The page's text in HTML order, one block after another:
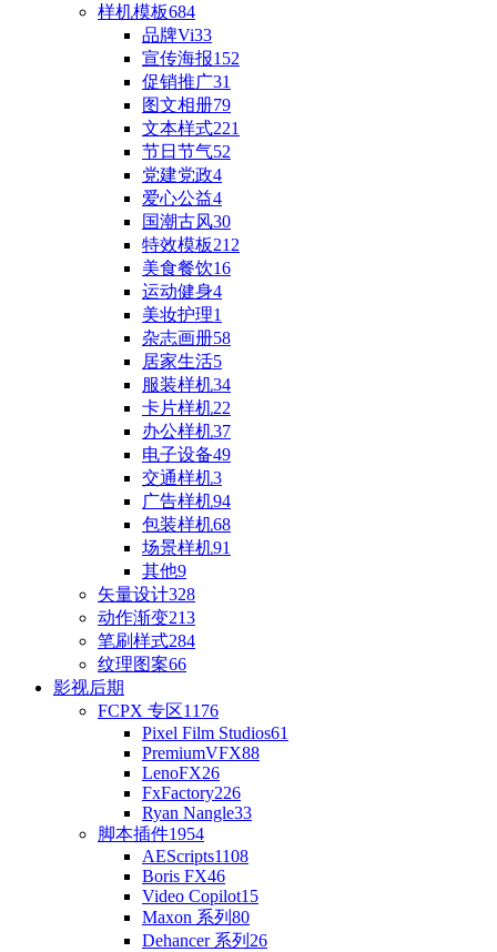
样机模板684
品牌Vi33
宣传海报152
促销推广31
图文相册79
文本样式221
节日节气52
党建党政4
爱心公益4
国潮古风30
特效模板212
美食餐饮16
运动健身4
美妆护理1
杂志画册58
居家生活5
服装样机34
卡片样机22
办公样机37
电子设备49
交通样机3
广告样机94
包装样机68
场景样机91
其他9
矢量设计328
动作渐变213
笔刷样式284
纹理图案66
影视后期
FCPX 专区1176
Pixel Film Studios61
PremiumVFX88
LenoFX26
FxFactory226
Ryan Nangle33
脚本插件1954
AEScripts1108
Boris FX46
Video Copilot15
Maxon 系列 80
Dehancer 系列 26